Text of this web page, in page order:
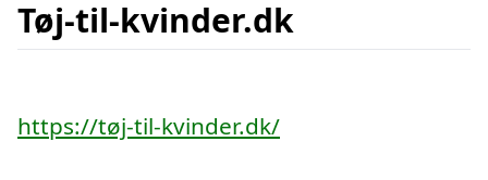
Tøj-til-kvinder.dk
https://tøj-til-kvinder.dk/